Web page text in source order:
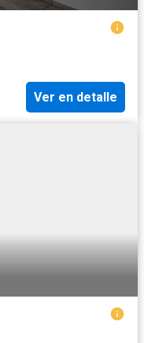
Ver en detalle